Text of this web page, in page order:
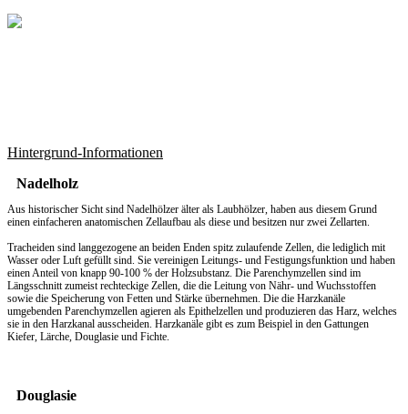
Hintergrund-Informationen
Nadelholz
Aus historischer Sicht sind Nadelhölzer älter als Laubhölzer, haben aus diesem Grund
einen einfacheren anatomischen Zellaufbau als diese und besitzen nur zwei Zellarten.
Tracheiden sind langgezogene an beiden Enden spitz zulaufende Zellen, die lediglich mit
Wasser oder Luft gefüllt sind. Sie vereinigen Leitungs- und Festigungsfunktion und haben
einen Anteil von knapp 90-100 % der Holzsubstanz. Die Parenchymzellen sind im
Längsschnitt zumeist rechteckige Zellen, die die Leitung von Nähr- und Wuchsstoffen
sowie die Speicherung von Fetten und Stärke übernehmen. Die die Harzkanäle
umgebenden Parenchymzellen agieren als Epithelzellen und produzieren das Harz, welches
sie in den Harzkanal ausscheiden. Harzkanäle gibt es zum Beispiel in den Gattungen
Kiefer, Lärche, Douglasie und Fichte.
Douglasie